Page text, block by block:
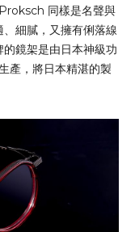
同樣是名聲與
細膩，又擁有俐落線
鏡架是由日本神級功
產，將日本精湛的製